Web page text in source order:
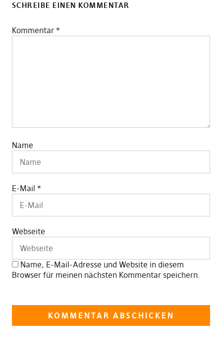
SCHREIBE EINEN KOMMENTAR
Kommentar *
Name
E-Mail *
Webseite
Name, E-Mail-Adresse und Website in diesem
Browser für meinen nächsten Kommentar speichern.